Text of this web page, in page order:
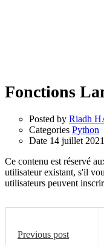
Fonctions
Posted by Riadh
Categories Python
Date 14 juillet 2021
Ce contenu est réservé
utilisateur existant, s'il
utilisateurs peuvent
Previous post